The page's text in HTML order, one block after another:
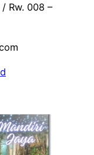
Rw. 008 –